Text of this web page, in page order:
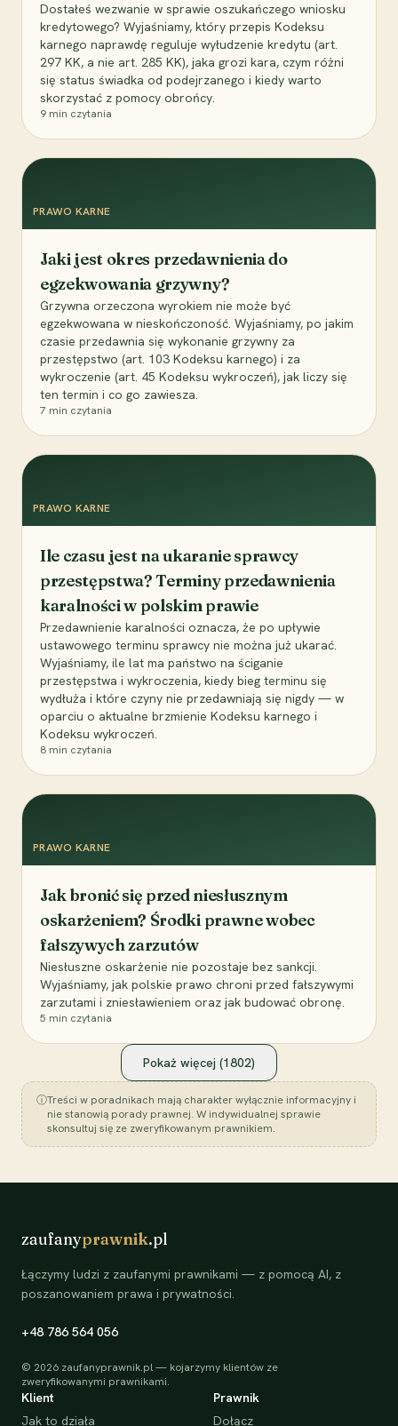
Dostałeś wezwanie w sprawie oszukańczego wniosku
kredytowego? Wyjaśniamy, który przepis Kodeksu
karnego naprawdę reguluje wyłudzenie kredytu (art.
297 KK, a nie art. 285 KK), jaka grozi kara, czym różni
się status świadka od podejrzanego i kiedy warto
skorzystać z pomocy obrońcy.
9 min czytania
PRAWO KARNE
Jaki jest okres przedawnienia do
egzekwowania grzywny?
Grzywna orzeczona wyrokiem nie może być
egzekwowana w nieskończoność. Wyjaśniamy, po jakim
czasie przedawnia się wykonanie grzywny za
przestępstwo (art. 103 Kodeksu karnego) i za
wykroczenie (art. 45 Kodeksu wykroczeń), jak liczy się
ten termin i co go zawiesza.
7 min czytania
PRAWO KARNE
Ile czasu jest na ukaranie sprawcy
przestępstwa? Terminy przedawnienia
karalności w polskim prawie
Przedawnienie karalności oznacza, że po upływie
ustawowego terminu sprawcy nie można już ukarać.
Wyjaśniamy, ile lat ma państwo na ściganie
przestępstwa i wykroczenia, kiedy bieg terminu się
wydłuża i które czyny nie przedawniają się nigdy — w
oparciu o aktualne brzmienie Kodeksu karnego i
Kodeksu wykroczeń.
8 min czytania
PRAWO KARNE
Jak bronić się przed niesłusznym
oskarżeniem? Środki prawne wobec
fałszywych zarzutów
Niesłuszne oskarżenie nie pozostaje bez sankcji.
Wyjaśniamy, jak polskie prawo chroni przed fałszywymi
zarzutami i zniesławieniem oraz jak budować obronę.
5 min czytania
Pokaż więcej (1802)
ⓘTreści w poradnikach mają charakter wyłącznie informacyjny i
nie stanowią porady prawnej. W indywidualnej sprawie
skonsultuj się ze zweryfikowanym prawnikiem.
zaufanyprawnik.pl
Łączymy ludzi z zaufanymi prawnikami — z pomocą AI, z
poszanowaniem prawa i prywatności.
+48 786 564 056
© 2026 zaufanyprawnik.pl — kojarzymy klientów ze
zweryfikowanymi prawnikami.
Klient
Jak to działa
Prawnik
Dołącz